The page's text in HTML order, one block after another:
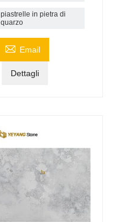
piastrelle in pietra di
quarzo
 Email
Dettagli